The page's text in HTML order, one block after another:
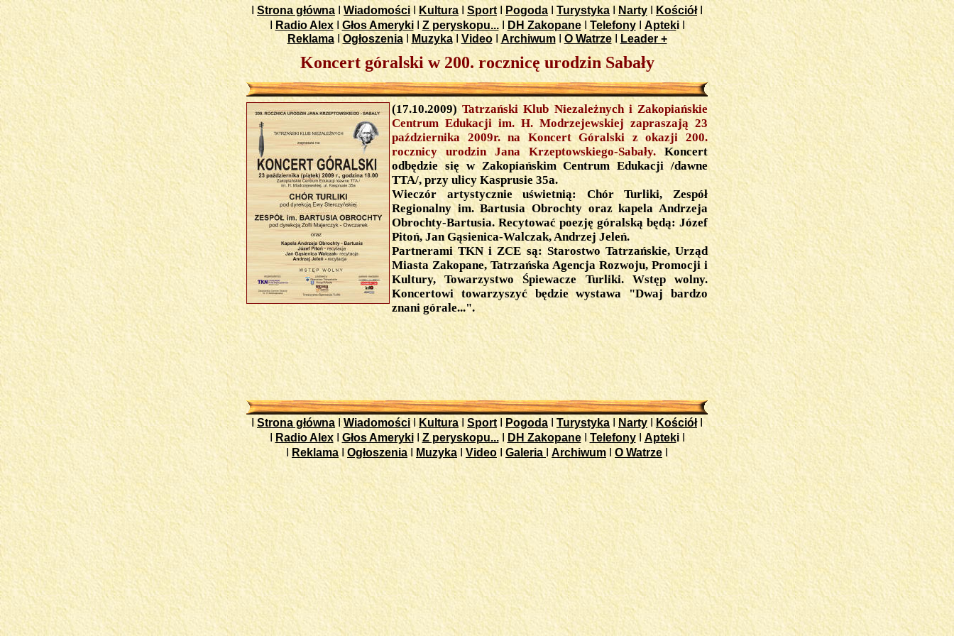
Strona główna Wiadomości Kultura Sport I Pogoda Turystyka I Narty Kościół
Radio Alex I Głos Ameryki Z peryskopu... DH ZakopaneI Telefony AptekiI
Reklama IOgłoszeniaI MuzykaI VideoI Archiwum O Watrze Leader +
Koncert góralski w 200. rocznicę urodzin Sabały
(17.10.2009)Tatrzański Klub Niezależnych i Zakopiańskie
Centrum Edukacji im. H. Modrzejewskiej zapraszają 23
października 2009r. na Koncert Góralski z okazji 200.
rocznicy urodzin Jana Krzeptowskiego-Sabały.Koncert
odbędzie się w Zakopiańskim Centrum Edukacji /dawne
TTA/, przy ulicy Kasprusie 35a.
Wieczór artystycznie uświetnią: Chór Turliki, Zespół
Regionalny im. Bartusia Obrochty oraz kapela Andrzeja
Obrochty-Bartusia. Recytować poezję góralską będą: Józef
Pitoń, Jan Gąsienica-Walczak, Andrzej Jeleń.
Partnerami TKN i ZCE są: Starostwo Tatrzańskie, Urząd
Miasta Zakopane, Tatrzańska Agencja Rozwoju, Promocji i
Kultury, Towarzystwo Śpiewacze Turliki. Wstęp wolny.
Koncertowi towarzyszyć będzie wystawa "Dwaj bardzo
znani górale...".
Strona główna I Wiadomości I Kultura Sport I Pogoda Turystyka I Narty Kościół
I Radio Alex Głos Ameryki Z peryskopu... DH ZakopaneI Telefony I Apteki
Reklama Ogłoszenia Muzyka Video Galeria Archiwum O Watrze